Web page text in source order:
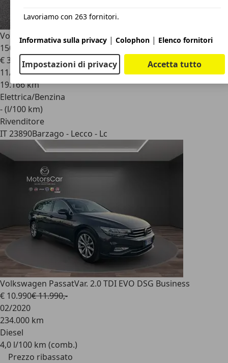
Volkswagen PassatPassat IX 2024 1.5 etsi act Business
150cv dsg
€ 32.9001
11/2024
19.166 km
Elettrica/Benzina
- (l/100 km)
Rivenditore
IT 23890Barzago - Lecco - Lc
Volkswagen PassatVar. 2.0 TDI EVO DSG Business
€ 10.990€ 11.990,-
02/2020
234.000 km
Diesel
4,0 l/100 km (comb.)
Prezzo ribassato
Lavoriamo con 263 fornitori.
Informativa sulla privacy | Colophon | Elenco fornitori
Impostazioni di privacy Accetta tutto